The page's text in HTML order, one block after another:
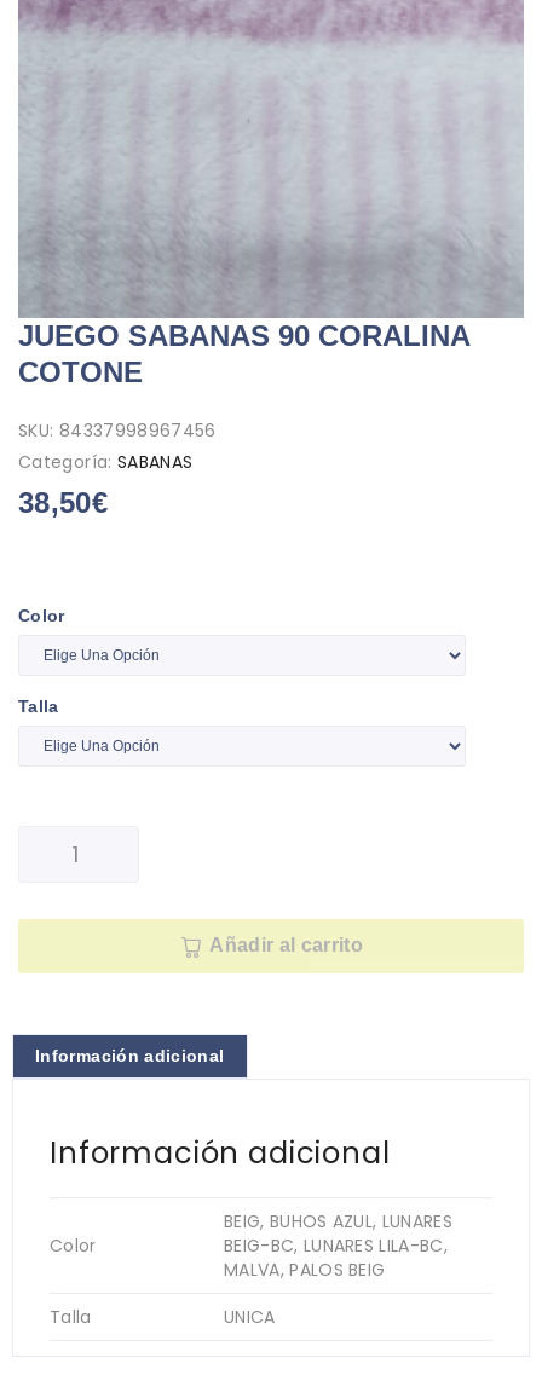
JUEGO SABANAS 90 CORALINA
COTONE
SKU: 84337998967456
Categoría: SABANAS
38,50€
Color
Talla
Añadir al carrito
Información adicional
Información adicional
Color
BEIG, BUHOS AZUL, LUNARES
BEIG-BC, LUNARES LILA-BC,
MALVA, PALOS BEIG
Talla
UNICA